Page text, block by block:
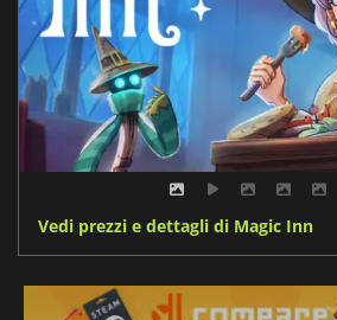
Vedi prezzi e dettagli di Magic Inn